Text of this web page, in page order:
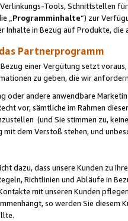
Tools, Schnittstellen
„ Programminhalte“) zur
in Bezug auf Produkte,
Partnerprogramm
einer Vergütung setzt
zu geben, die wir
oder andere anwendbare
vor, sämtliche im Rahmen
(und Sie stimmen zu,
dem Verstoß stehen, und
dazu, dass unsere Kunden zu
Richtlinien und Abläufe in
mit unseren Kunden
so werden Sie diesem